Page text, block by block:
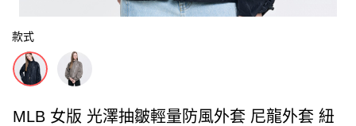
款式
MLB 女版 光澤抽皺輕量防風外套 尼龍外套 紐